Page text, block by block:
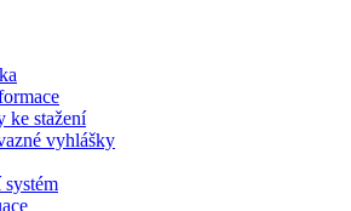
ke stažení
vyhlášky
systém